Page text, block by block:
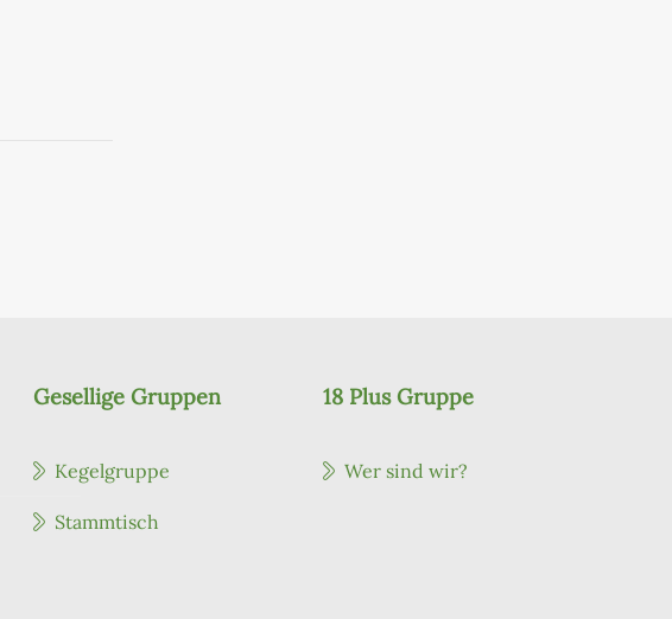
Gesellige Gruppen
Kegelgruppe
Stammtisch
18 Plus Gruppe
Wer sind wir?